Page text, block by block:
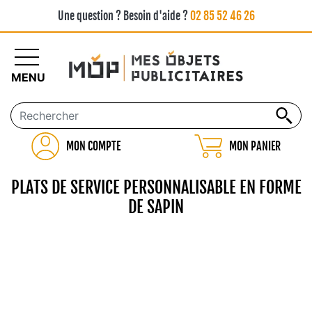
Une question ? Besoin d'aide ?02 85 52 46 26
MON COMPTE MON PANIER
MENU
PLATS DE SERVICE PERSONNALISABLE EN FORME
DE SAPIN